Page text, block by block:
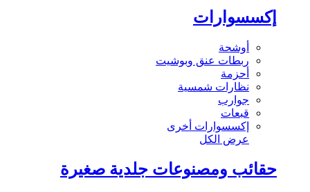
إكسسوارات
أوشحة
ربطات عنق وبوشيت
أحزمة
نظارات شمسية
جوارب
قبعات
إكسسوارات أخرى
عرض الكل
حقائب ومصنوعات جلدية صغيرة